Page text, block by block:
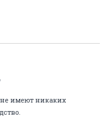
не имеют никаких